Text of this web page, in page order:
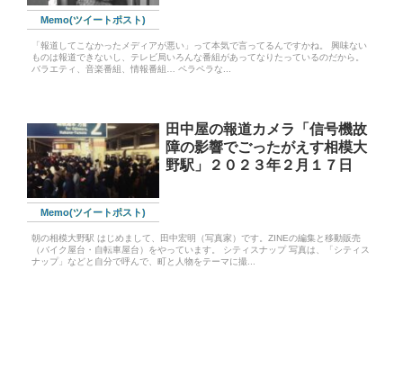
Memo(ツイートポスト)
「報道してこなかったメディアが悪い」って本気で言ってるんですかね。 興味ない
ものは報道できないし、テレビ局いろんな番組があってなりたっているのだから。
バラエティ、音楽番組、情報番組… ペラペラな...
Memo(ツイートポスト)
田中屋の報道カメラ「信号機故
障の影響でごったがえす相模大
野駅」２０２３年２月１７日
朝の相模大野駅 はじめまして、田中宏明（写真家）です。ZINEの編集と移動販売
（バイク屋台・自転車屋台）をやっています。 シティスナップ 写真は、「シティス
ナップ」などと自分で呼んで、町と人物をテーマに撮...